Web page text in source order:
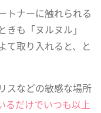
トナーに触れられる
も「ヌルヌル」
て取り入れると、と
スなどの敏感な場所
るだけでいつも以上